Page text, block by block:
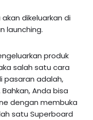
dikeluarkan di
launching.
produk
salah satu cara
pasaran adalah,
Anda bisa
dengan membuka
satu Superboard